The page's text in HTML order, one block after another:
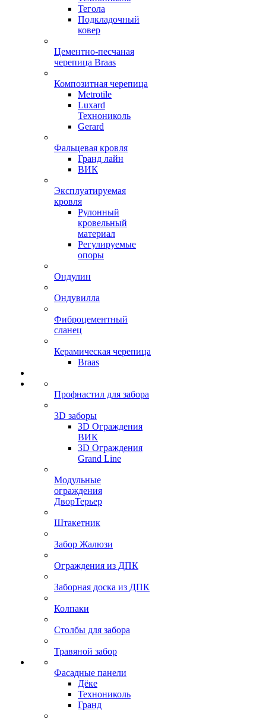
Тегола
Подкладочный
ковер
Цементно-песчаная
черепица Braas
Композитная черепица
Metrotile
Luxard
Технониколь
Gerard
Фальцевая кровля
Гранд лайн
ВИК
Эксплуатируемая
кровля
Рулонный
кровельный
материал
Регулируемые
опоры
Ондулин
Ондувилла
Фиброцементный
сланец
Керамическая черепица
Braas
Профнастил для забора
3D заборы
3D Ограждения
ВИК
3D Ограждения
Grand Line
Модульные
ограждения
ДворТерьер
Штакетник
Забор Жалюзи
Ограждения из ДПК
Заборная доска из ДПК
Колпаки
Столбы для забора
Травяной забор
Фасадные панели
Дёке
Технониколь
Гранд